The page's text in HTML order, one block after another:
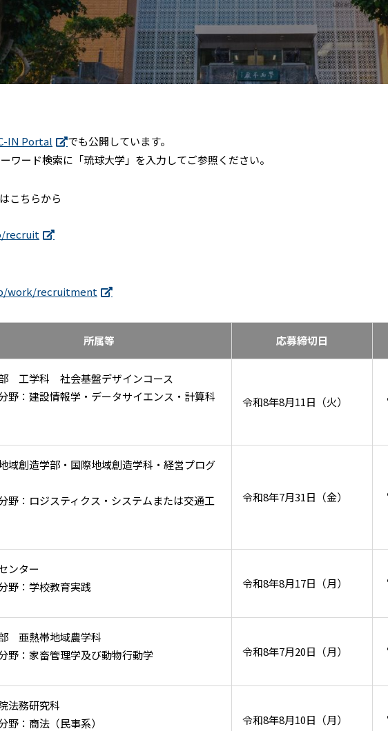
IN Portal
でも公開しています。
ワード検索に「琉球大学」を入力してご参照ください。
こちらから
recruit
work/recruitment
所属等 応募締切日
工学科 社会基盤デザインコース
野：建設情報学・データサイエンス・計算科
令和8年8月11日（火）
域創造学部・国際地域創造学科・経営プログ
野：ロジスティクス・システムまたは交通工
令和8年7月31日（金）
ンター
野：学校教育実践
令和8年8月17日（月）
亜熱帯地域農学科
野：家畜管理学及び動物行動学
令和8年7月20日（月）
法務研究科
野：商法（民事系）
令和8年8月10日（月）